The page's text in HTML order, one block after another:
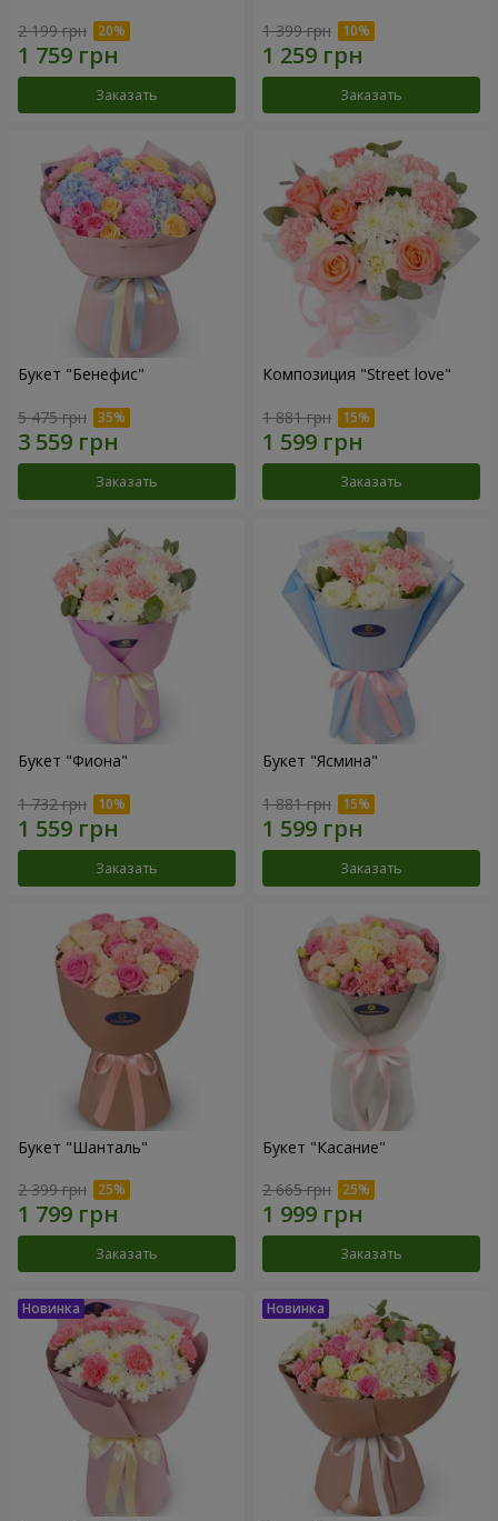
2 199 грн
Заказать
1 399 грн
Заказать
Букет "Бенефис"
5 475 грн
Заказать
Композиция "Street love"
1 881 грн
Заказать
Букет "Фиона"
1 732 грн
Заказать
Букет "Ясмина"
1 881 грн
Заказать
Букет "Шанталь"
2 399 грн
Заказать
Букет "Касание"
2 665 грн
Заказать